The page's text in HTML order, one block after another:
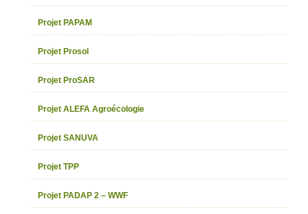
Projet PAPAM
Projet Prosol
Projet ProSAR
Projet ALEFA Agroécologie
Projet SANUVA
Projet TPP
Projet PADAP 2 – WWF